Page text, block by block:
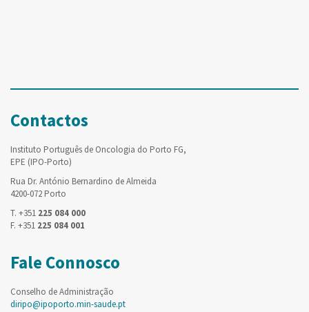
Contactos
Instituto Português de Oncologia do Porto FG,
EPE (IPO-Porto)
Rua Dr. António Bernardino de Almeida
4200-072 Porto
T. +351 225 084 000
F. +351 225 084 001
Fale Connosco
Conselho de Administração
diripo@ipoporto.min-saude.pt